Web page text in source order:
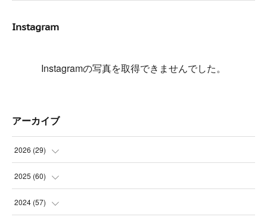
Instagram
Instagramの写真を取得できませんでした。
アーカイブ
2026 (29)
(5
(3
2025 (60)
(3
2024 (57)